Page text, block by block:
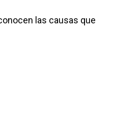
las causas que